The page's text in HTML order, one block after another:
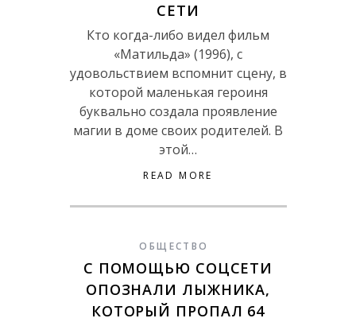
СЕТИ
Кто когда-либо видел фильм
«Матильда» (1996), с
удовольствием вспомнит сцену, в
которой маленькая героиня
буквально создала проявление
магии в доме своих родителей. В
этой…
READ MORE
ОБЩЕСТВО
C ПОМОЩЬЮ СОЦСЕТИ
ОПОЗНАЛИ ЛЫЖНИКА,
КОТОРЫЙ ПРОПАЛ 64